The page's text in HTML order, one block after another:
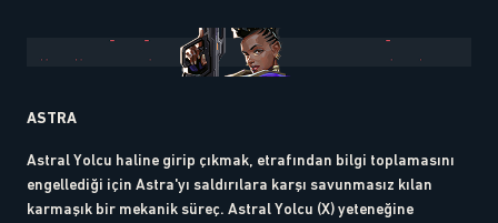
ASTRA
Astral Yolcu haline girip çıkmak, etrafından bilgi toplamasını
engellediği için Astra'yı saldırılara karşı savunmasız kılan
karmaşık bir mekanik süreç. Astral Yolcu (X) yeteneğine